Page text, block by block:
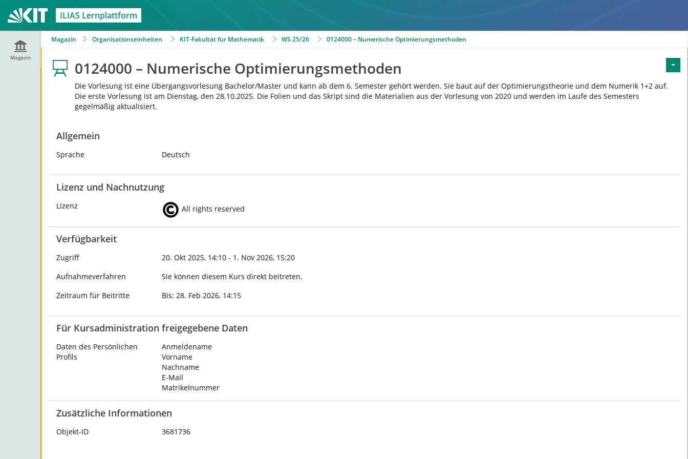
ILIAS Lernplattform
Magazin
0124000 – Numerische Optimierungsmethoden
WS 25/26
KIT-Fakultät für Mathematik
Organisationseinheiten
Magazin
0124000 – Numerische Optimierungsmethoden
Die Vorlesung ist eine Übergangsvorlesung Bachelor/Master und kann ab dem 6. Semester gehört werden. Sie baut auf der Optimierungstheorie und dem Numerik 1+2 auf.
Die erste Vorlesung ist am Dienstag, den 28.10.2025. Die Folien und das Skript sind die Materialien aus der Vorlesung von 2020 und werden im Laufe des Semesters
gegelmäßig aktualisiert.
Allgemein
Sprache Deutsch
Lizenz und Nachnutzung
Lizenz All rights reserved
Verfügbarkeit
Zugriff
20. Okt 2025, 14:10 - 1. Nov 2026, 15:20
Aufnahmeverfahren
Sie können diesem Kurs direkt beitreten.
Zeitraum für Beitritte
Bis: 28. Feb 2026, 14:15
Für Kursadministration freigegebene Daten
Daten des Persönlichen
Profils
Anmeldename
Vorname
Nachname
E-Mail
Matrikelnummer
Zusätzliche Informationen
Objekt-ID 3681736